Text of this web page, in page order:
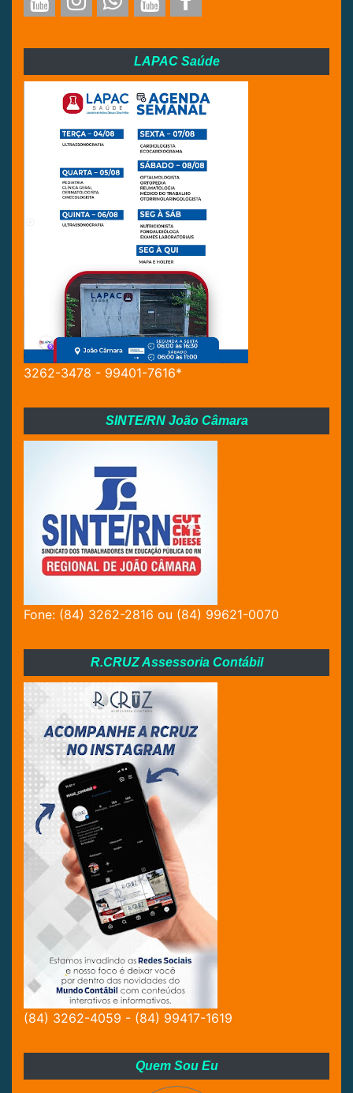
LAPAC Saúde
3262-3478 - 99401-7616*
SINTE/RN João Câmara
Fone: (84) 3262-2816 ou (84) 99621-0070
R.CRUZ Assessoria Contábil
(84) 3262-4059 - (84) 99417-1619
Quem Sou Eu